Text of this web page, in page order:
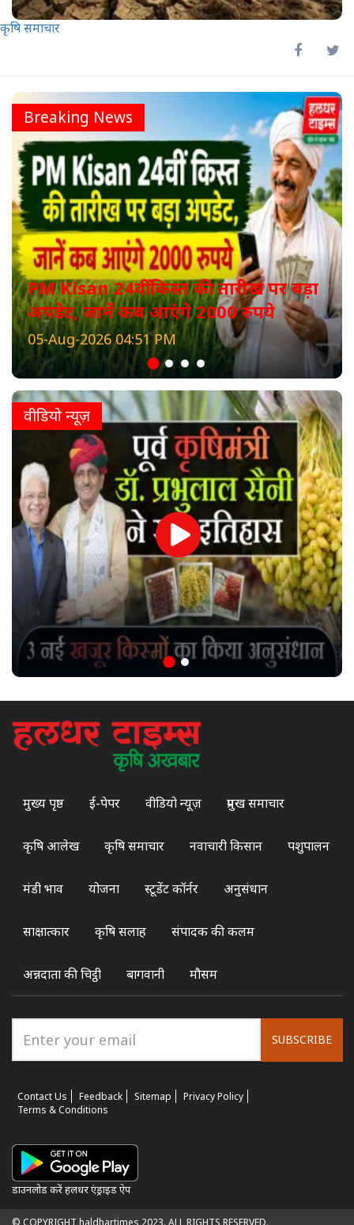
कृषि समाचार
Breaking News
PM Kisan 24वीं किस्त की तारीख पर बड़ा
अपडेट, जानें कब आएंगे 2000 रुपये
05-Aug-2026 04:51 PM
वीडियो न्यूज़
मुख्य पृष्ठ ई-पेपर वीडियो न्यूज़ प्रमुख समाचार
कृषि आलेख कृषि समाचार नवाचारी किसान पशुपालन
मंडी भाव योजना स्टूडेंट कॉर्नर अनुसंधान
साक्षात्कार कृषि सलाह संपादक की कलम
अन्नदाता की चिट्ठी बागवानी मौसम
SUBSCRIBE
Contact Us Feedback Sitemap
Privacy Policy
Terms & Conditions
डाउनलोड करें हलधर एंड्राइड ऐप